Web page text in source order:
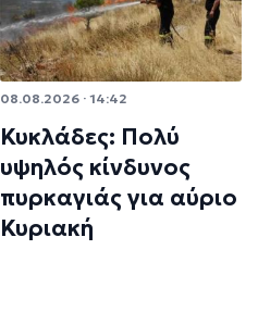
08.08.2026 · 14:42
Κυκλάδες: Πολύ
υψηλός κίνδυνος
πυρκαγιάς για αύριο
Κυριακή